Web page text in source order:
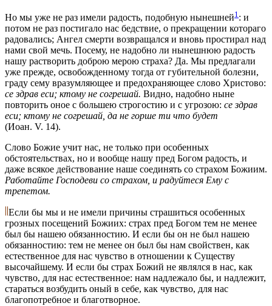
Но мы уже не раз имели радость, подобную нынешней1 : и
потом не раз постигало нас бедствие, о прекращении котораго
радовались; Ангел смерти возвращался и вновь простирал над
нами свой мечь. Посему, не надобно ли нынешнюю радость
нашу растворить доброю мерою страха? Да. Мы предлагали
уже прежде, освобожденному тогда от губительной болезни,
граду сему вразумляющее и предохраняющее слово Христово:
се здрав еси; ктому не согрешай. Видно, надобно ныне
повторить оное с большею строгостию и с угрозою: се здрав
еси; ктому не согрешай, да не горше ти что будет
(Иоан. V. 14).
Слово Божие учит нас, не только при особенных
обстоятельствах, но и вообще нашу пред Богом радость, и
даже всякое действование наше соединять со страхом Божиим.
Работайте Господеви со страхом, и радуйтеся Ему с
трепетом.
Если бы мы и не имели причины страшиться особенных
грозных посещений Божиих: страх пред Богом тем не менее
был бы нашею обязанностию. И если бы он не был нашею
обязанностию: тем не менее он был бы нам свойствен, как
естественное для нас чувство в отношении к Существу
высочайшему. И если бы страх Божий не являлся в нас, как
чувство, для нас естественное: нам надлежало бы, и надлежит,
стараться возбудить оный в себе, как чувство, для нас
благопотребное и благотворное.